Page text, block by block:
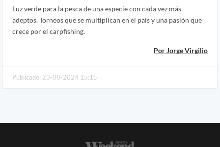
Luz verde para la pesca de una especie con cada vez más
adeptos. Torneos que se multiplican en el país y una pasión que
crece por el carpfishing.
Por Jorge Virgilio
Publicado: 23-08-2024 15:15